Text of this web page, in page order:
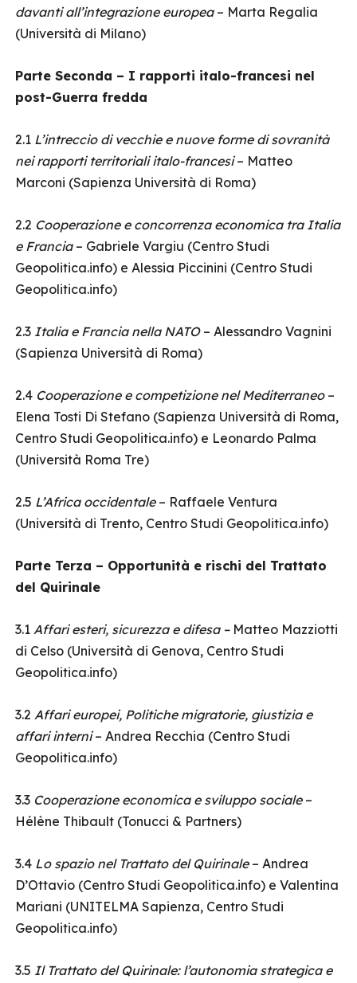
davanti all’integrazione europea – Marta Regalia
(Università di Milano)
Parte Seconda – I rapporti italo-francesi nel
post-Guerra fredda
2.1 L’intreccio di vecchie e nuove forme di sovranità
nei rapporti territoriali italo-francesi– Matteo
Marconi (Sapienza Università di Roma)
2.2 Cooperazione e concorrenza economica tra Italia
e Francia – Gabriele Vargiu (Centro Studi
Geopolitica.info) e Alessia Piccinini (Centro Studi
Geopolitica.info)
2.3 Italia e Francia nella NATO– Alessandro Vagnini
(Sapienza Università di Roma)
2.4 Cooperazione e competizione nel Mediterraneo –
Elena Tosti Di Stefano (Sapienza Università di Roma,
Centro Studi Geopolitica.info) e Leonardo Palma
(Università Roma Tre)
2.5 L’Africa occidentale– Raffaele Ventura
(Università di Trento, Centro Studi Geopolitica.info)
Parte Terza – Opportunità e rischi del Trattato
del Quirinale
3.1 Affari esteri, sicurezza e difesa – Matteo Mazziotti
di Celso (Università di Genova, Centro Studi
Geopolitica.info)
3.2 Affari europei, Politiche migratorie, giustizia e
affari interni– Andrea Recchia (Centro Studi
Geopolitica.info)
3.3 Cooperazione economica e sviluppo sociale–
Hélène Thibault (Tonucci & Partners)
3.4 Lo spazio nel Trattato del Quirinale– Andrea
D’Ottavio (Centro Studi Geopolitica.info) e Valentina
Mariani (UNITELMA Sapienza, Centro Studi
Geopolitica.info)
3.5 Il Trattato del Quirinale: l’autonomia strategica e